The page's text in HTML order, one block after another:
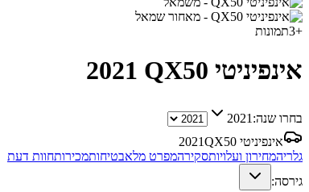
+
3תמונות
אינפיניטי QX50 2021
בחרו שנה: 2021
אינפיניטי QX50
2021
גלריהמחירון ועלויותסקירהמפרט מלאבטיחותמכירותחוות דעת
גירסה: